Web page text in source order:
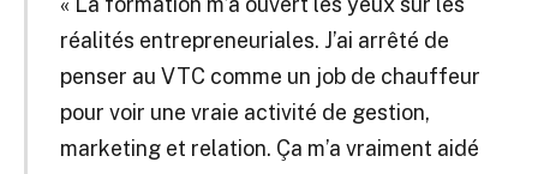
réalités entrepreneuriales. J’ai arrêté de
penser au VTC comme un job de chauffeur
pour voir une vraie activité de gestion,
marketing et relation. Ça m’a vraiment aidé